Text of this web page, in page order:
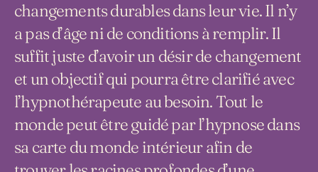
changements durables dans leur vie. Il n’y
a pas d’âge ni de conditions à remplir. Il
suffit juste d’avoir un désir de changement
et un objectif qui pourra être clarifié avec
l’hypnothérapeute au besoin. Tout le
monde peut être guidé par l’hypnose dans
sa carte du monde intérieur afin de